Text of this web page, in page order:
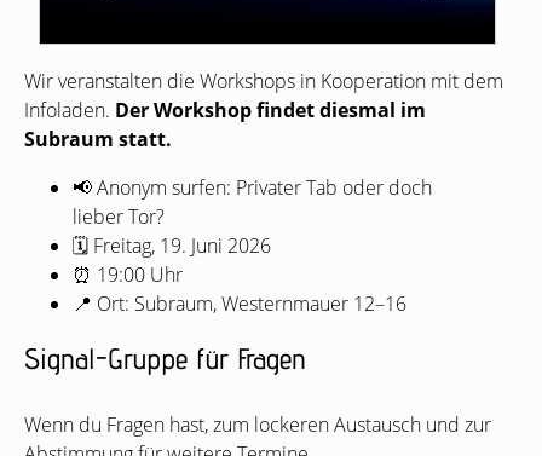
Wir veranstalten die Workshops in Kooperation mit dem
Infoladen. Der Workshop findet diesmal im
Subraum statt.
📢 Anonym surfen: Privater Tab oder doch
lieber Tor?
🗓 Freitag, 19. Juni 2026
⏰ 19:00 Uhr
📍 Ort: Subraum, Westernmauer 12–16
Signal-Gruppe für Fragen
Wenn du Fragen hast, zum lockeren Austausch und zur